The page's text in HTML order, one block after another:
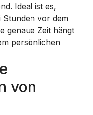
Ideal ist es,
Stunden vor dem
genaue Zeit hängt
persönlichen
von